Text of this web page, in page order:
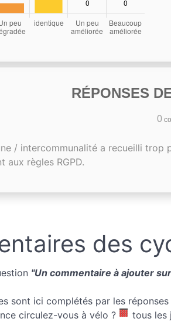
RÉPONSES
0
/ intercommunalité a recueilli
aux règles RGPD.
des
"Un commentaire à ajouter
sont ici complétés par les
circulez-vous à vélo ?
tous les